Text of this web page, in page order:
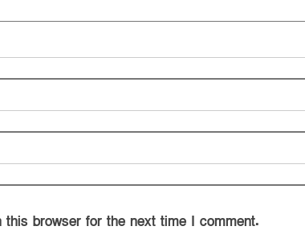
this browser for the next time I comment.